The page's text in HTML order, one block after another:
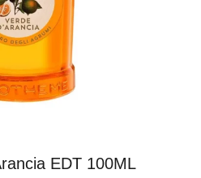
EDT 100ML